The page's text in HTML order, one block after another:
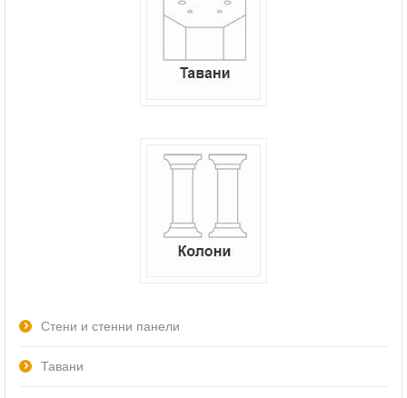
Стени и стенни панели
Тавани